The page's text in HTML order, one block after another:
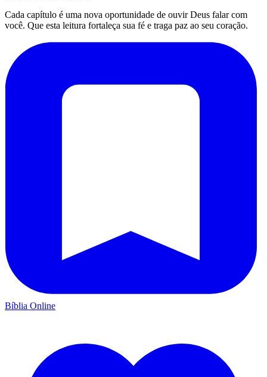
Cada capítulo é uma nova oportunidade de ouvir Deus falar com
você. Que esta leitura fortaleça sua fé e traga paz ao seu coração.
Bíblia Online